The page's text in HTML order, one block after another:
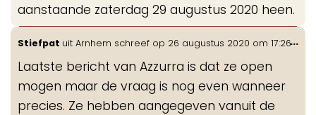
aanstaande zaterdag 29 augustus 2020 heen.
Stiefpat uit Arnhem schreef op 26 augustus 2020 om 17:26
Laatste bericht van Azzurra is dat ze open
mogen maar de vraag is nog even wanneer
precies. Ze hebben aangegeven vanuit de
...